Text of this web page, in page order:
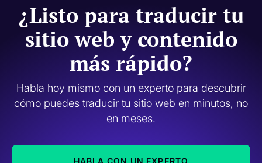
¿Listo para traducir tu
sitio web y contenido
más rápido?
Habla hoy mismo con un experto para descubrir
cómo puedes traducir tu sitio web en minutos, no
en meses.
HABLA CON UN EXPERTO